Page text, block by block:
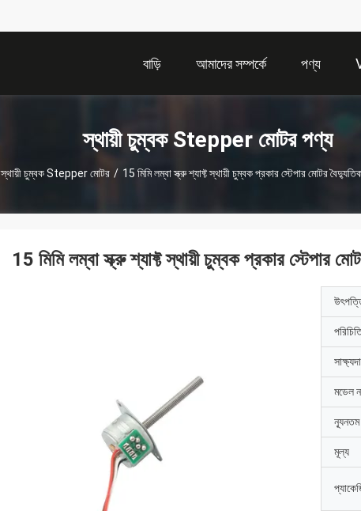
বাড়ি আমাদের সম্পর্কে পণ্য
স্থায়ী চুম্বক Stepper মোটর পণ্য
স্থায়ী চুম্বক Stepper মোটর / 15 মিমি লম্বা স্ক্রু শ্যাফ্ট স্থায়ী চুম্বক প্রকার স্টেপার মোটর
15 মিমি লম্বা স্ক্রু শ্যাফ্ট স্থায়ী চুম্বক প্রকার স্টেপার
মডেল
ন্যূনতম
মূল্য